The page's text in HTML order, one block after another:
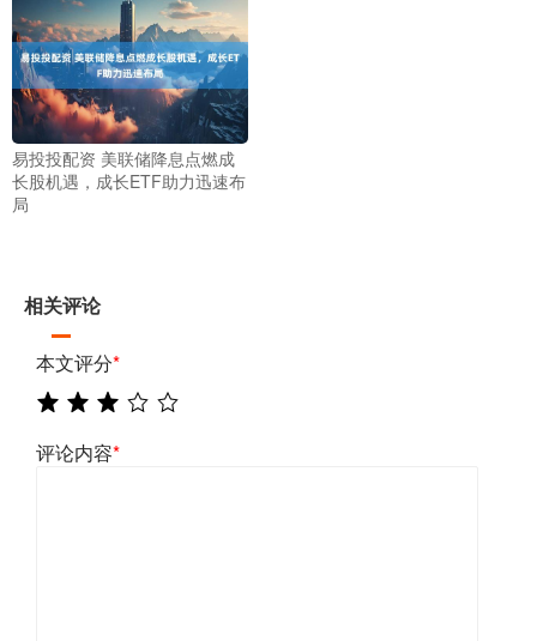
易投投配资 美联储降息点燃成
长股机遇，成长ETF助力迅速布
局
相关评论
本文评分*
评论内容*